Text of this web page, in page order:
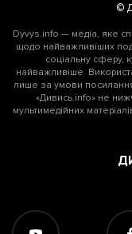
©
Dyvys.info — медіа, яке
щодо найважливіших
соціальну сферу,
найважливіше.
лише за умови посилання
«Дивись.info» не
мультимедійних